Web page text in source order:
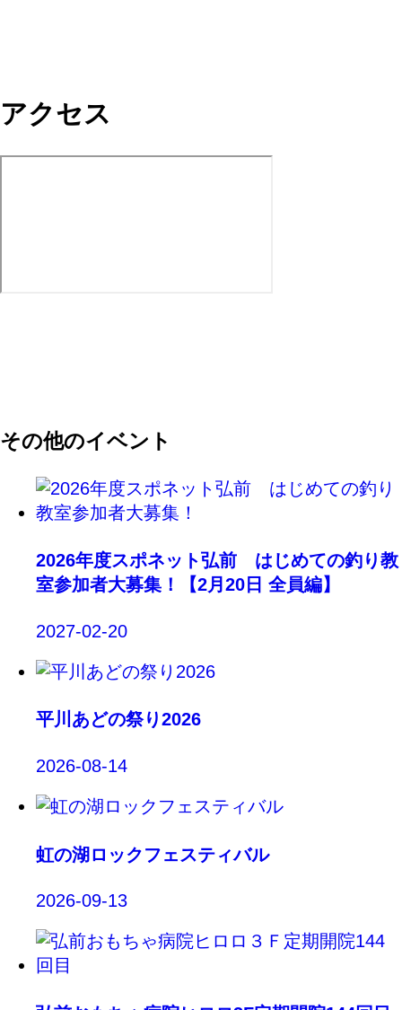
アクセス
その他のイベント
2026年度スポネット弘前 はじめての釣り教
室参加者大募集！【2月20日 全員編】
2027-02-20
平川あどの祭り2026
2026-08-14
虹の湖ロックフェスティバル
2026-09-13